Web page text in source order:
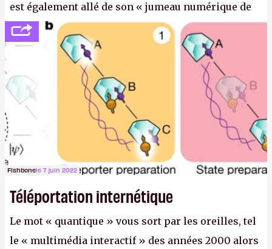
est également allé de son « jumeau numérique de
tout » et de l’importance des metasangsues, qu’il
considère comme «
la prochaine grande plateforme
informatique après le World Wide Web et le mobile
(Crédit photo : Pexels / Pixabay)
Fishbonele 7 juin 2022
Téléportation internétique
Le mot « quantique » vous sort par les oreilles, tel
le « multimédia interactif » des années 2000 alors